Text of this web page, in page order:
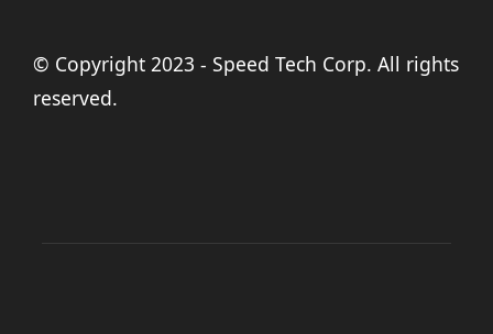
© Copyright 2023 - Speed Tech Corp. All rights
reserved.